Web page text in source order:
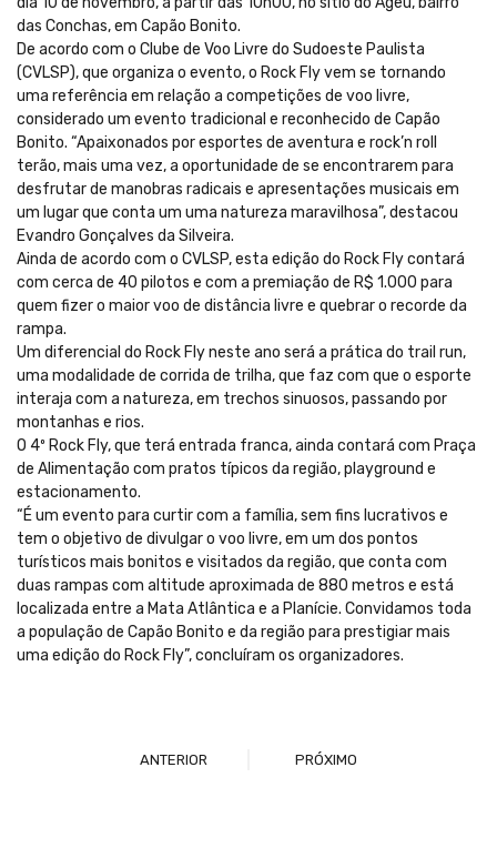
das Conchas, em Capão Bonito.
De acordo com o Clube de Voo Livre do Sudoeste Paulista
(CVLSP), que organiza o evento, o Rock Fly vem se tornando
uma referência em relação a competições de voo livre,
considerado um evento tradicional e reconhecido de Capão
Bonito. “Apaixonados por esportes de aventura e rock’n roll
terão, mais uma vez, a oportunidade de se encontrarem para
desfrutar de manobras radicais e apresentações musicais em
um lugar que conta um uma natureza maravilhosa”, destacou
Evandro Gonçalves da Silveira.
Ainda de acordo com o CVLSP, esta edição do Rock Fly contará
com cerca de 40 pilotos e com a premiação de R$ 1.000 para
quem fizer o maior voo de distância livre e quebrar o recorde da
rampa.
Um diferencial do Rock Fly neste ano será a prática do trail run,
uma modalidade de corrida de trilha, que faz com que o esporte
interaja com a natureza, em trechos sinuosos, passando por
montanhas e rios.
O 4º Rock Fly, que terá entrada franca, ainda contará com Praça
de Alimentação com pratos típicos da região, playground e
estacionamento.
“É um evento para curtir com a família, sem fins lucrativos e
tem o objetivo de divulgar o voo livre, em um dos pontos
turísticos mais bonitos e visitados da região, que conta com
duas rampas com altitude aproximada de 880 metros e está
localizada entre a Mata Atlântica e a Planície. Convidamos toda
a população de Capão Bonito e da região para prestigiar mais
uma edição do Rock Fly”, concluíram os organizadores.
ANTERIOR PRÓXIMO